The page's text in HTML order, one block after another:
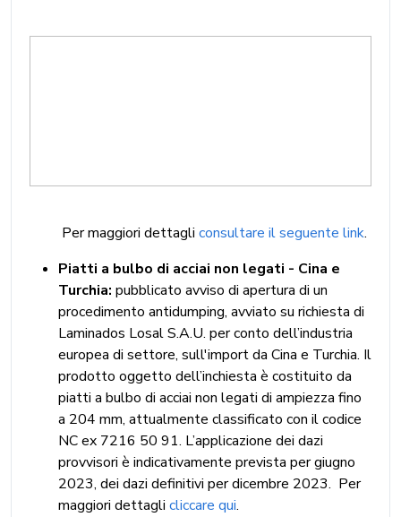
Per maggiori dettagli consultare il seguente link.
Piatti a bulbo di acciai non legati - Cina e
Turchia: pubblicato avviso di apertura di un
procedimento antidumping, avviato su richiesta di
Laminados Losal S.A.U. per conto dell’industria
europea di settore, sull'import da Cina e Turchia. Il
prodotto oggetto dell’inchiesta è costituito da
piatti a bulbo di acciai non legati di ampiezza fino
a 204 mm, attualmente classificato con il codice
NC ex 7216 50 91. L’applicazione dei dazi
provvisori è indicativamente prevista per giugno
2023, dei dazi definitivi per dicembre 2023. Per
maggiori dettagli cliccare qui.